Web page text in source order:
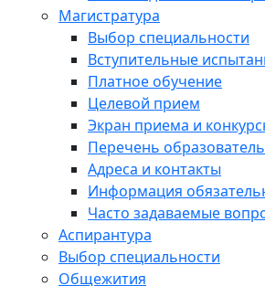
Магистратура
Выбор специальности
Вступительные
Платное обучение
Целевой прием
Экран приема и
Перечень
Адреса и контакты
Информация
Часто задаваемые
Аспирантура
Выбор специальности
Общежития